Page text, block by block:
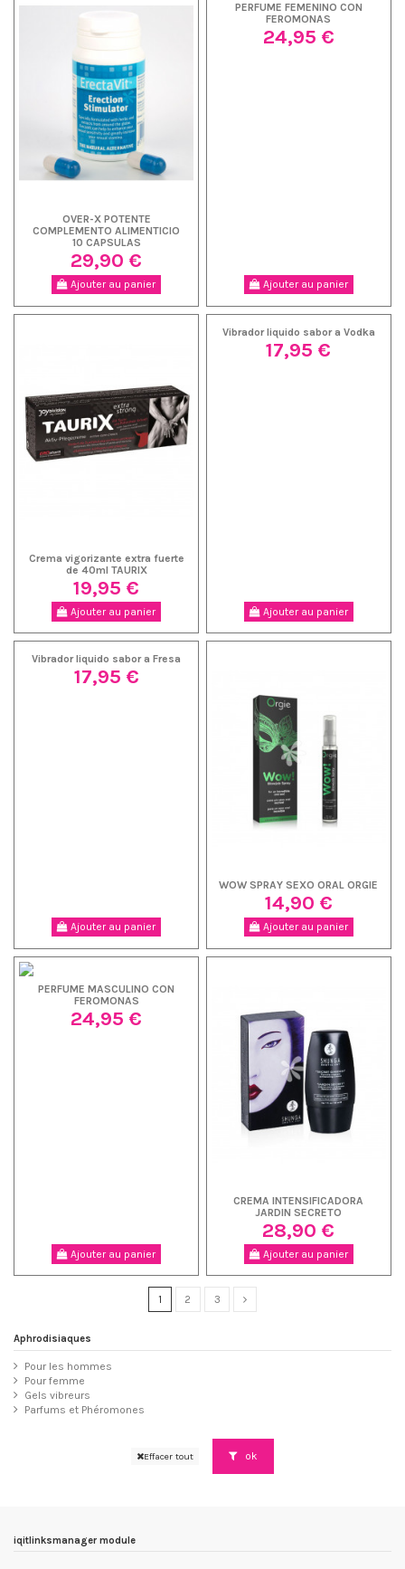
OVER-X POTENTE
COMPLEMENTO ALIMENTICIO
10 CAPSULAS
29,90 €
Ajouter au panier
PERFUME FEMENINO CON
FEROMONAS
24,95 €
Ajouter au panier
Crema vigorizante extra fuerte
de 40ml TAURIX
19,95 €
Ajouter au panier
Vibrador liquido sabor a Vodka
17,95 €
Ajouter au panier
Vibrador liquido sabor a Fresa
17,95 €
Ajouter au panier
WOW SPRAY SEXO ORAL ORGIE
14,90 €
Ajouter au panier
PERFUME MASCULINO CON
FEROMONAS
24,95 €
Ajouter au panier
CREMA INTENSIFICADORA
JARDIN SECRETO
28,90 €
Ajouter au panier
1 2 3
Aphrodisiaques
Pour les hommes
Pour femme
Gels vibreurs
Parfums et Phéromones
Effacer tout ok
iqitlinksmanager module